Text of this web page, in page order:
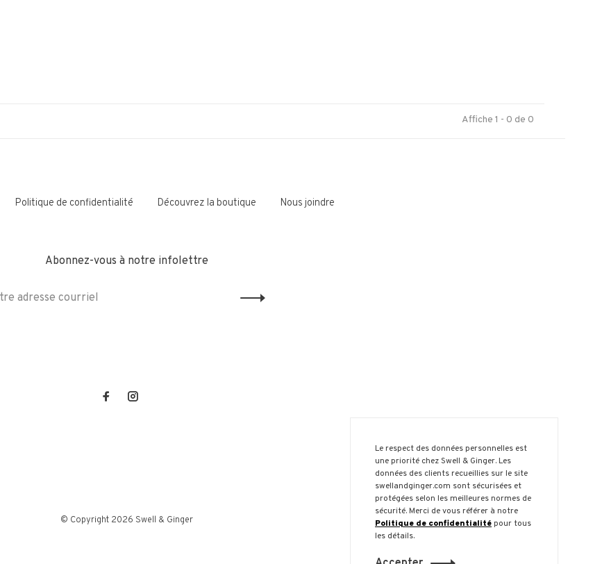
Affiche 1 - 0 de 0
Politique de confidentialité Découvrez la boutique Nous joindre
Abonnez-vous à notre infolettre
© Copyright 2026 Swell & Ginger
Le respect des données personnelles est
une priorité chez Swell & Ginger. Les
données des clients recueillies sur le site
swellandginger.com sont sécurisées et
protégées selon les meilleures normes de
sécurité. Merci de vous référer à notre
Politique de confidentialitépour tous
les détails.